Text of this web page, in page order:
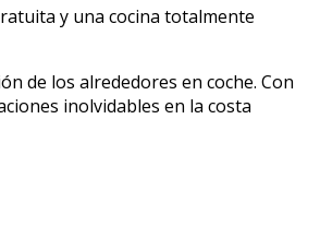
y una cocina totalmente
de los alrededores en coche. Con
inolvidables en la costa